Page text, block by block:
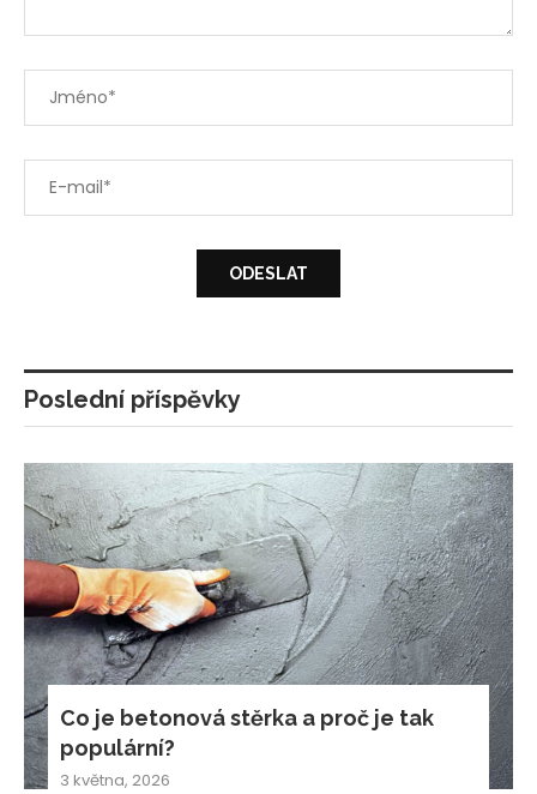
Poslední příspěvky
Co je betonová stěrka a proč je tak
populární?
3 května, 2026